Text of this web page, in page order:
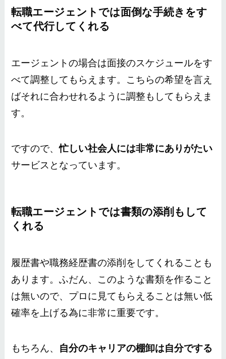
転職エージェントでは面倒な手続きをす
べて代行してくれる
エージェントの場合は面接のスケジュールをす
べて調整してもらえます。こちらの希望を言え
ばそれに合わせれるように調整もしてもらえま
す。
ですので、忙しい社会人には非常にありがたい
サービスとなっています。
転職エージェントでは書類の添削もして
くれる
履歴書や職務経歴書の添削をしてくれることも
あります。ふだん、このような書類を作ること
は無いので、プロに見てもらえることは無い低
確率を上げる為に非常に重要です。
もちろん、 自分のキャリアの棚卸は自分でする